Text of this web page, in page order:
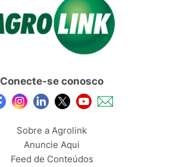
Conecte-se conosco
Sobre a Agrolink
Anuncie Aqui
Feed de Conteúdos